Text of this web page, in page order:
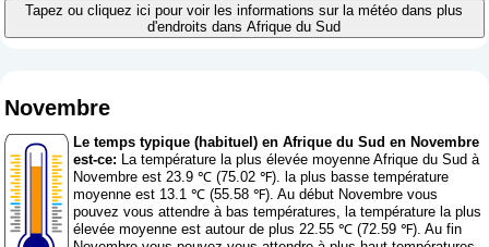
Tapez ou cliquez ici pour voir les informations sur la météo dans plus
d'endroits dans Afrique du Sud
Novembre
Le temps typique (habituel) en Afrique du Sud en Novembre
est-ce: La température la plus élevée moyenne Afrique du Sud à
Novembre est 23.9 ℃ (75.02 ℉). la plus basse température
moyenne est 13.1 ℃ (55.58 ℉). Au début Novembre vous
pouvez vous attendre à bas températures, la température la plus
élevée moyenne est autour de plus 22.55 ℃ (72.59 ℉). Au fin